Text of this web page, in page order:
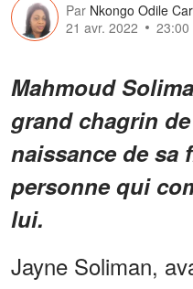
Par Nkongo Odile
21 avr. 2022
23:00
Mahmoud
grand chagrin
naissance de sa
personne qui
lui.
Jayne Soliman,